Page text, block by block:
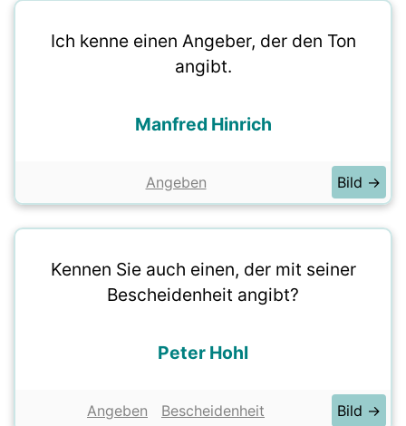
Ich kenne einen Angeber, der den Ton
angibt.
Manfred Hinrich
Angeben Bild →
Kennen Sie auch einen, der mit seiner
Bescheidenheit angibt?
Peter Hohl
Angeben Bescheidenheit Bild →